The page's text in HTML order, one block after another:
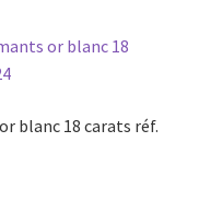
blanc 18 carats réf.